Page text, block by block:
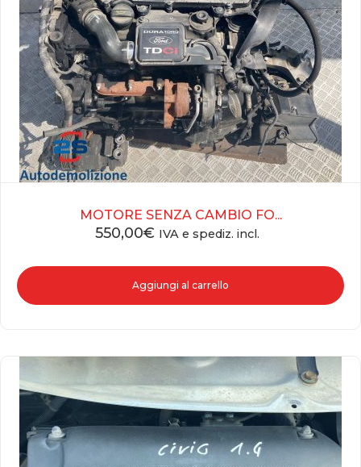
MOTORE SENZA CAMBIO FO...
550,00€ IVA e spediz. incl.
Aggiungi al carrello